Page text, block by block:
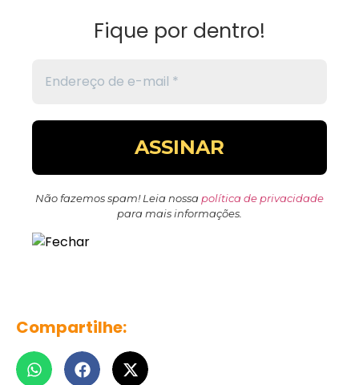
Fique por dentro!
Não fazemos spam! Leia nossa política de privacidade
para mais informações.
Compartilhe: